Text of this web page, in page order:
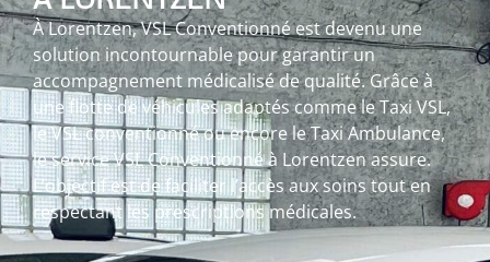
À Lorentzen, VSL Conventionné est devenu une
solution incontournable pour garantir un
accompagnement médicalisé de qualité. Grâce à
une flotte de véhicules adaptés comme le Taxi VSL,
le VSL conventionné ou encore le Taxi Ambulance,
le service VSL Conventionné à Lorentzen assure.
L’objectif est de faciliter l’accès aux soins tout en
respectant les prescriptions médicales.